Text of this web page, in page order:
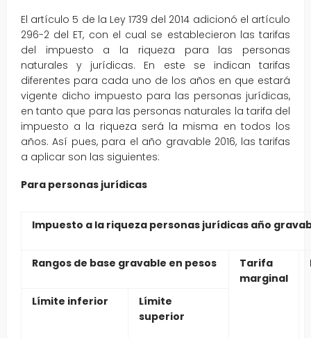
El artículo 5 de la Ley 1739 del 2014 adicionó el artículo
296-2 del ET, con el cual se establecieron las tarifas
del impuesto a la riqueza para las personas
naturales y jurídicas. En este se indican tarifas
diferentes para cada uno de los años en que estará
vigente dicho impuesto para las personas jurídicas,
en tanto que para las personas naturales la tarifa del
impuesto a la riqueza será la misma en todos los
años. Así pues, para el año gravable 2016, las tarifas
a aplicar son las siguientes:
Para personas jurídicas
Impuesto a la riqueza personas jurídicas año
Rangos de base gravable en pesos
Tarifa
marginal
Límite inferior
Límite
superior